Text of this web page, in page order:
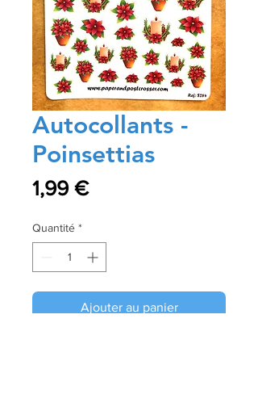
Autocollants -
Poinsettias
1,99 €Prix
Quantité *
Ajouter au panier